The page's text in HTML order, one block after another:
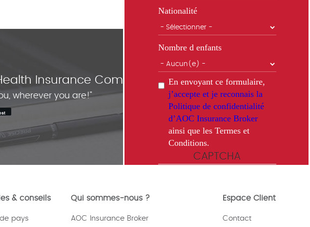
Nationalité
Nombre d enfants
En envoyant ce formulaire,
j’accepte et je reconnais la
Politique de confidentialité
d’AOC Insurance Broker
ainsi que les Termes et
Conditions.
CAPTCHA
This question is for testing whether
Insurance Comparisons
wherever you are!"
& conseils
pays
Qui sommes-nous ?
AOC Insurance Broker
Espace Client
Contact